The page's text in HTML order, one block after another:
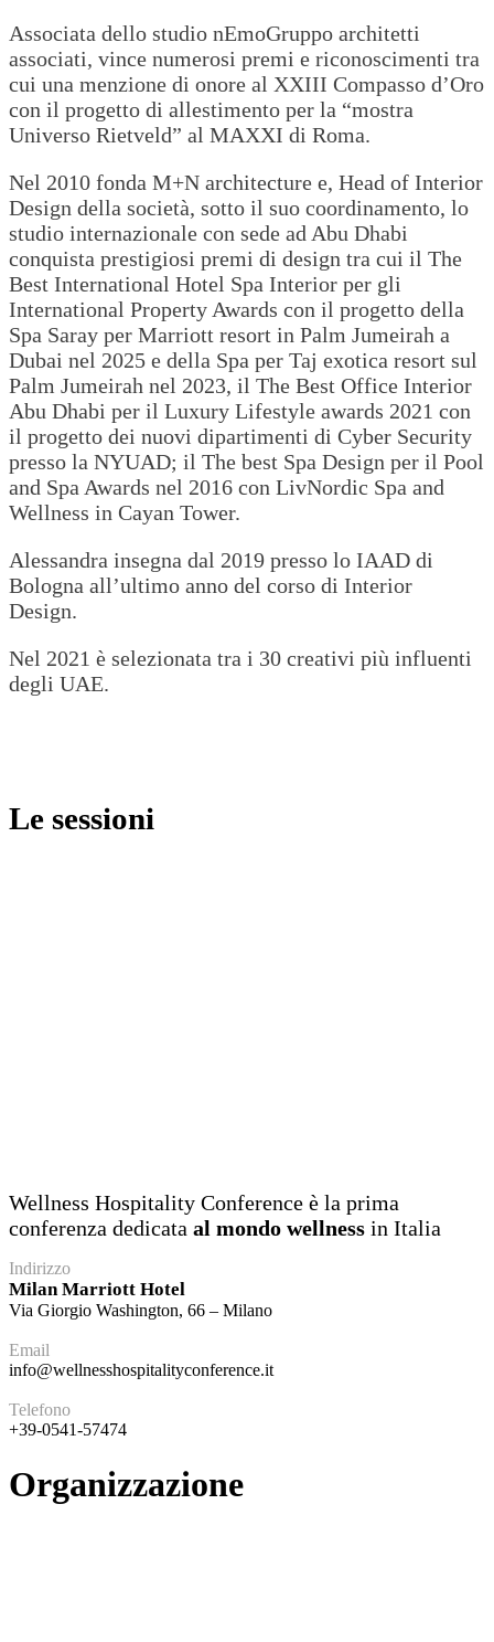
Associata dello studio nEmoGruppo architetti
associati, vince numerosi premi e riconoscimenti tra
cui una menzione di onore al XXIII Compasso d’Oro
con il progetto di allestimento per la “mostra
Universo Rietveld” al MAXXI di Roma.
Nel 2010 fonda M+N architecture e, Head of Interior
Design della società, sotto il suo coordinamento, lo
studio internazionale con sede ad Abu Dhabi
conquista prestigiosi premi di design tra cui il The
Best International Hotel Spa Interior per gli
International Property Awards con il progetto della
Spa Saray per Marriott resort in Palm Jumeirah a
Dubai nel 2025 e della Spa per Taj exotica resort sul
Palm Jumeirah nel 2023, il The Best Office Interior
Abu Dhabi per il Luxury Lifestyle awards 2021 con
il progetto dei nuovi dipartimenti di Cyber Security
presso la NYUAD; il The best Spa Design per il Pool
and Spa Awards nel 2016 con LivNordic Spa and
Wellness in Cayan Tower.
Alessandra insegna dal 2019 presso lo IAAD di
Bologna all’ultimo anno del corso di Interior
Design.
Nel 2021 è selezionata tra i 30 creativi più influenti
degli UAE.
Le sessioni
Wellness Hospitality Conference è la prima
conferenza dedicata al mondo wellness in Italia
Indirizzo
Milan Marriott Hotel
Via Giorgio Washington, 66 – Milano
Email
info@wellnesshospitalityconference.it
Telefono
+39-0541-57474
Organizzazione